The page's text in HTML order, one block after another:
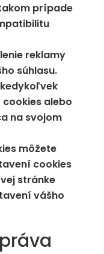
prípade
reklamy
súhlasu.
alebo
na svojom
môžete
cookies
stránke
vášho